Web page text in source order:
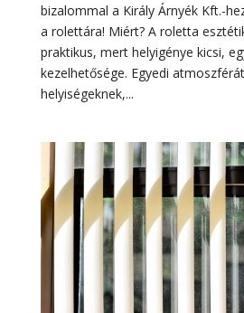
bizalommal a Király Árnyék Kft.-
a rolettára! Miért? A roletta
praktikus, mert helyigénye kicsi,
kezelhetősége. Egyedi
helyiségeknek,...